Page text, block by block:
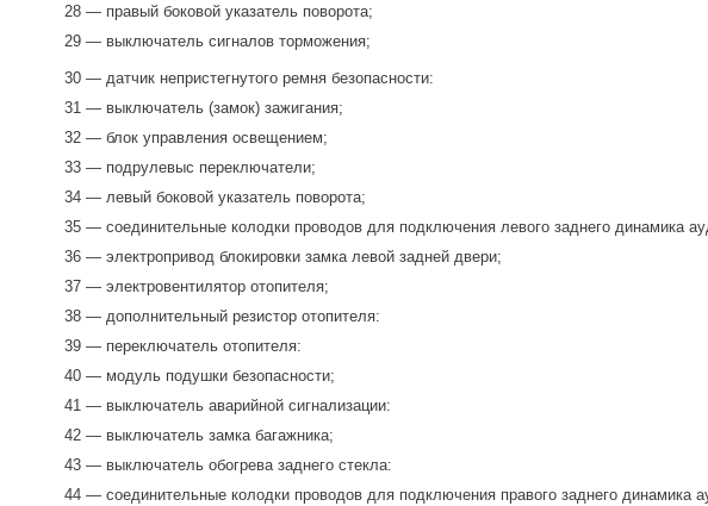
28 — правый боковой указатель поворота;
29 — выключатель сигналов торможения;
30 — датчик непристегнутого ремня безопасности:
31 — выключатель (замок) зажигания;
32 — блок управления освещением;
33 — подрулевыс переключатели;
34 — левый боковой указатель поворота;
35 — соединительные колодки проводов для подключения левого заднего динамика
36 — электропривод блокировки замка левой задней двери;
37 — электровентилятор отопителя;
38 — дополнительный резистор отопителя:
39 — переключатель отопителя:
40 — модуль подушки безопасности;
41 — выключатель аварийной сигнализации:
42 — выключатель замка багажника;
43 — выключатель обогрева заднего стекла:
44 — соединительные колодки проводов для подключения правого заднего динамика